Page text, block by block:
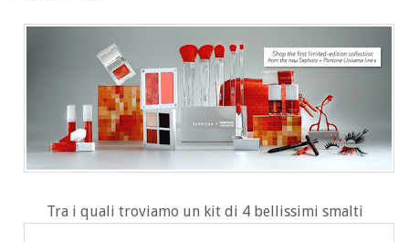
Tra i quali troviamo un kit di 4 bellissimi smalti